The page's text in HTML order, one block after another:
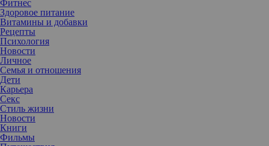
Фитнес
Здоровое питание
Витамины и добавки
Рецепты
Психология
Новости
Личное
Семья и отношения
Дети
Карьера
Секс
Стиль жизни
Новости
Книги
Фильмы
Джессика Лаундс